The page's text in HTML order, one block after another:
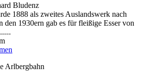
Bludenz
1888 als zweites Auslandswerk nach
den 1930ern gab es für fleißige Esser von